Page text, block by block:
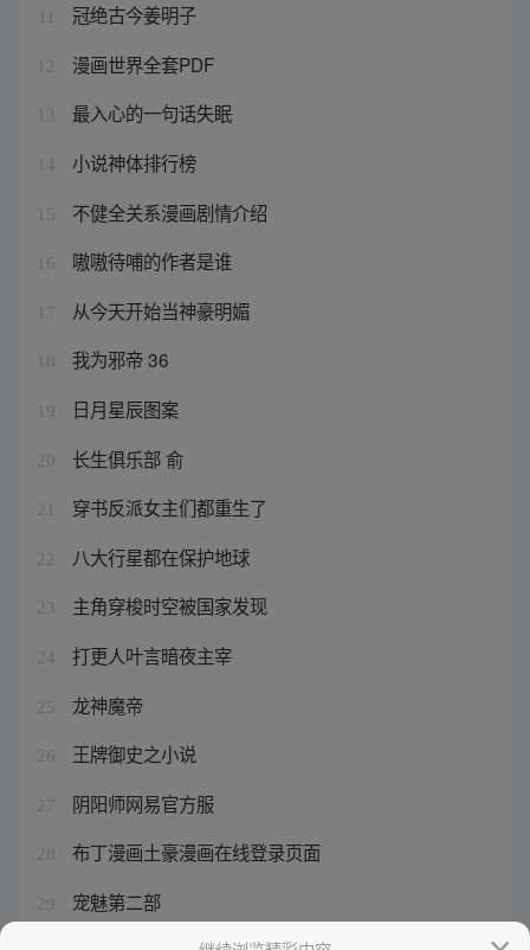
冠绝古今姜明子
12 漫画世界全套PDF
13 最入心的一句话失眠
14 小说神体排行榜
15 不健全关系漫画剧情介绍
16 嗷嗷待哺的作者是谁
17 从今天开始当神豪明媚
18 我为邪帝 36
19 日月星辰图案
20 长生俱乐部 俞
21 穿书反派女主们都重生了
22 八大行星都在保护地球
23 主角穿梭时空被国家发现
24 打更人叶言暗夜主宰
25 龙神魔帝
26 王牌御史之小说
27 阴阳师网易官方服
28 布丁漫画土豪漫画在线登录页面
29 宠魅第二部